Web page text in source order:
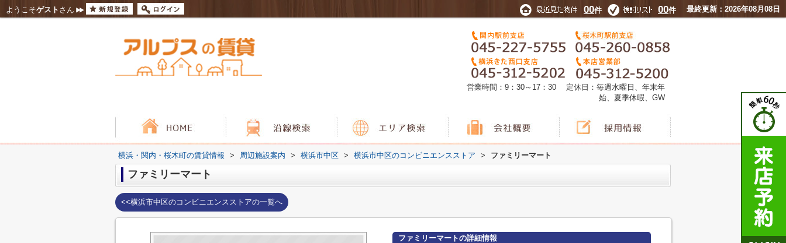
ようこそゲスト さん 00件 00件 最終更新：2026年08月08日
営業時間：9：30～17：30 定休日：毎週水曜日、年末年
始、夏季休暇、GW
横浜・関内・桜木町の賃貸情報 > 周辺施設案内 > 横浜市中区 > 横浜市中区のコンビニエンスストア > ファミリーマート
ファミリーマート
<<横浜市中区のコンビニエンスストアの一覧へ
ファミリーマートの詳細情報